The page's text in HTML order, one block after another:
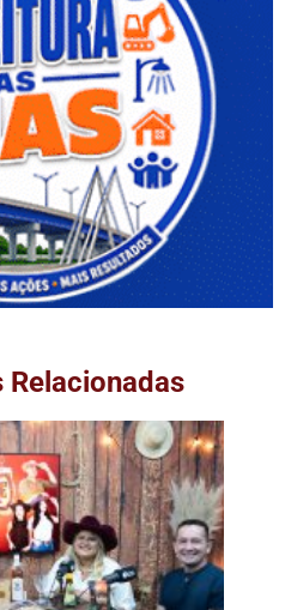
Relacionadas